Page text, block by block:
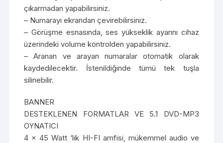
çıkarmadan yapabilirsiniz.
– Numarayı ekrandan çevirebilirsiniz.
– Görüşme esnasında, ses yükseklik ayarını cihaz
üzerindeki volume kontrolden yapabilirsiniz.
– Aranan ve arayan numaralar otomatik olarak
kaydedilecektir. İstenildiğinde tümü tek tuşla
silinebilir.
BANNER
DESTEKLENEN FORMATLAR VE 5.1 DVD-MP3
OYNATICI
4 x 45 Watt ‘lık HI-FI amfisi, mükemmel audio ve